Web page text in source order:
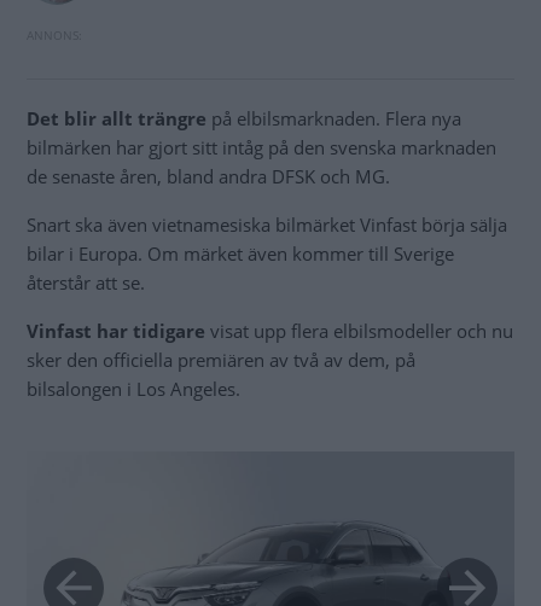
Det blir allt trängre på elbilsmarknaden. Flera nya
bilmärken har gjort sitt intåg på den svenska marknaden
de senaste åren, bland andra DFSK och MG.
Snart ska även vietnamesiska bilmärket Vinfast börja sälja
bilar i Europa. Om märket även kommer till Sverige
återstår att se.
Vinfast har tidigare visat upp flera elbilsmodeller och nu
sker den officiella premiären av två av dem, på
bilsalongen i Los Angeles.